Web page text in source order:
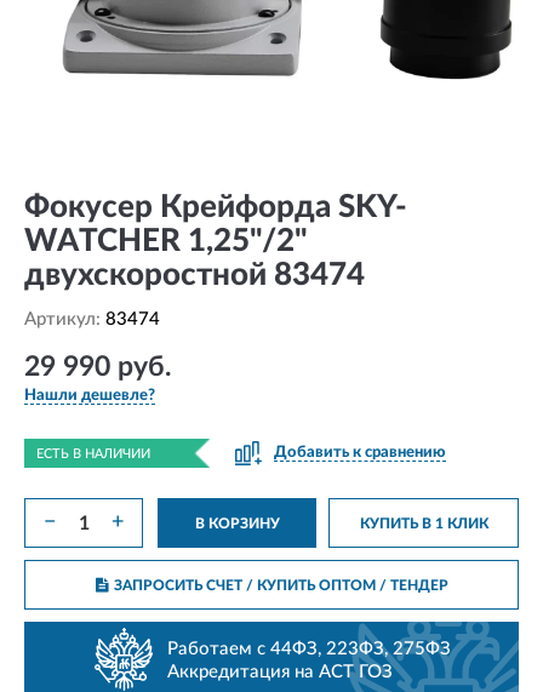
Фокусер Крейфорда SKY-
WATCHER 1,25"/2"
двухскоростной 83474
Артикул: 83474
29 990 руб.
Нашли дешевле?
ЕСТЬ В НАЛИЧИИ Добавить к сравнению
− + В КОРЗИНУ КУПИТЬ В 1 КЛИК
ЗАПРОСИТЬ СЧЕТ / КУПИТЬ ОПТОМ/ ТЕНДЕР
Работаем с 44ФЗ, 223ФЗ, 275ФЗ
Аккредитация на АСТ ГОЗ